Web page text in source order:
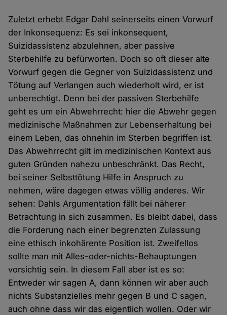
Zuletzt erhebt Edgar Dahl seinerseits einen Vorwurf
der Inkonsequenz: Es sei inkonsequent,
Suizidassistenz abzulehnen, aber passive
Sterbehilfe zu befürworten. Doch so oft dieser alte
Vorwurf gegen die Gegner von Suizidassistenz und
Tötung auf Verlangen auch wiederholt wird, er ist
unberechtigt. Denn bei der passiven Sterbehilfe
geht es um ein Abwehrrecht: hier die Abwehr gegen
medizinische Maßnahmen zur Lebenserhaltung bei
einem Leben, das ohnehin im Sterben begriffen ist.
Das Abwehrrecht gilt im medizinischen Kontext aus
guten Gründen nahezu unbeschränkt. Das Recht,
bei seiner Selbsttötung Hilfe in Anspruch zu
nehmen, wäre dagegen etwas völlig anderes. Wir
sehen: Dahls Argumentation fällt bei näherer
Betrachtung in sich zusammen. Es bleibt dabei, dass
die Forderung nach einer begrenzten Zulassung
eine ethisch inkohärente Position ist. Zweifellos
sollte man mit Alles-oder-nichts-Behauptungen
vorsichtig sein. In diesem Fall aber ist es so:
Entweder wir sagen A, dann können wir aber auch
nichts Substanzielles mehr gegen B und C sagen,
auch ohne dass wir das eigentlich wollen. Oder wir